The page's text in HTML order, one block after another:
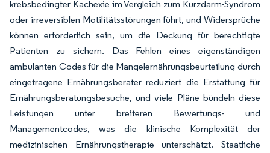
krebsbedingter Kachexie im Vergleich zum Kurzdarm-Syndrom
oder irreversiblen Motilitätsstörungen führt, und Widersprüche
können erforderlich sein, um die Deckung für berechtigte
Patienten zu sichern. Das Fehlen eines eigenständigen
ambulanten Codes für die Mangelernährungsbeurteilung durch
eingetragene Ernährungsberater reduziert die Erstattung für
Ernährungsberatungsbesuche, und viele Pläne bündeln diese
Leistungen unter breiteren Bewertungs- und
Managementcodes, was die klinische Komplexität der
medizinischen Ernährungstherapie unterschätzt. Staatliche